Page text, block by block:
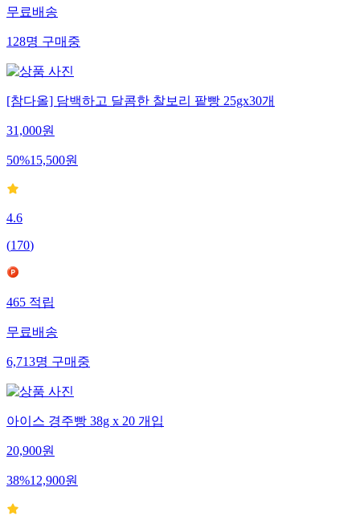
무료배송
128명구매중
[참다올] 담백하고 달콤한 찰보리 팥빵 25gx30개
31,000원
50%15,500원
4.6
(170)
465적립
무료배송
6,713명구매중
아이스 경주빵 38g x 20 개입
20,900원
38%12,900원